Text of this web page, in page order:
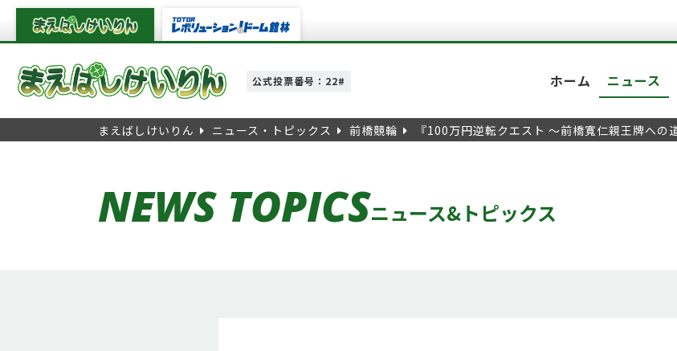
公式投票番号：22# ホーム ニュース
まえばしけいりん ニュース・トピックス 前橋競輪 『100万円逆転クエスト ～前橋寬仁親王牌へ
NEWS TOPICSニュース&トピックス